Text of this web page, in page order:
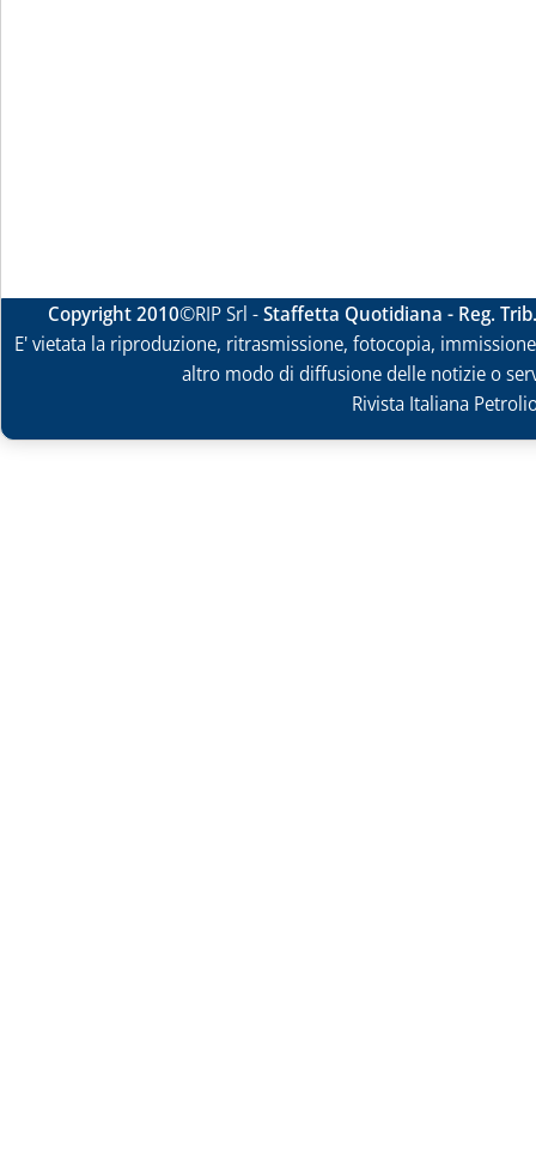
Copyright 2010©RIP Srl -Staffetta Quotidiana - Reg.
E' vietata la riproduzione, ritrasmissione, fotocopia,
altro modo di diffusione delle notizie o
Rivista Italiana